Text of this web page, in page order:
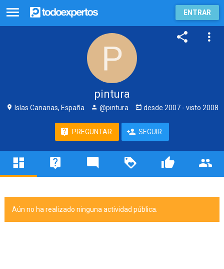
ENTRAR
pintura
Islas Canarias, España @pintura desde 2007- visto 2008
PREGUNTAR SEGUIR
Aún no ha realizado ninguna actividad pública.